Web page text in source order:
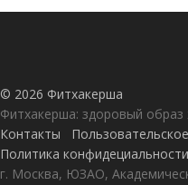
© 2026 Фитхакерша
Фитхакерша: здоровый образ
Контакты
Политика конфидециальности
г. Москва, ЮЗАО,